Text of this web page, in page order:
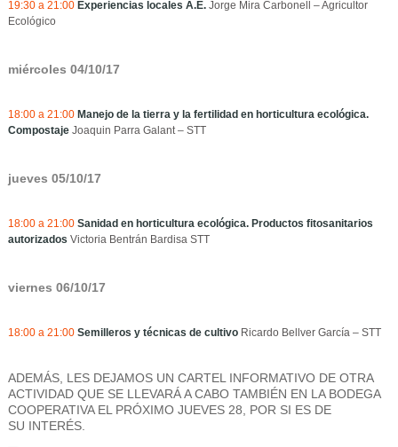
19:30 a 21:00 Experiencias locales A.E. Jorge Mira Carbonell – Agricultor
Ecológico
miércoles 04/10/17
18:00 a 21:00 Manejo de la tierra y la fertilidad en horticultura ecológica.
Compostaje Joaquin Parra Galant – STT
jueves 05/10/17
18:00 a 21:00 Sanidad en horticultura ecológica. Productos fitosanitarios
autorizados Victoria Bentrán Bardisa STT
viernes 06/10/17
18:00 a 21:00 Semilleros y técnicas de cultivo Ricardo Bellver García – STT
ADEMÁS, LES DEJAMOS UN CARTEL INFORMATIVO DE OTRA
ACTIVIDAD QUE SE LLEVARÁ A CABO TAMBIÉN EN LA BODEGA
COOPERATIVA EL PRÓXIMO JUEVES 28, POR SI ES DE
SU INTERÉS.